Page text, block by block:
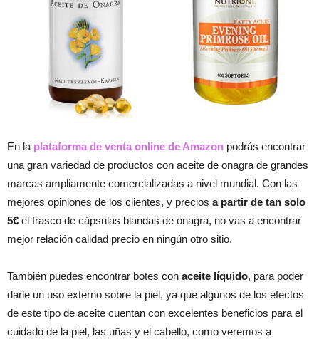
En la plataforma de venta online de Amazon podrás encontrar
una gran variedad de productos con aceite de onagra de grandes
marcas ampliamente comercializadas a nivel mundial. Con las
mejores opiniones de los clientes, y precios a partir de tan solo
5€ el frasco de cápsulas blandas de onagra, no vas a encontrar
mejor relación calidad precio en ningún otro sitio.
También puedes encontrar botes con aceite líquido, para poder
darle un uso externo sobre la piel, ya que algunos de los efectos
de este tipo de aceite cuentan con excelentes beneficios para el
cuidado de la piel, las uñas y el cabello, como veremos a